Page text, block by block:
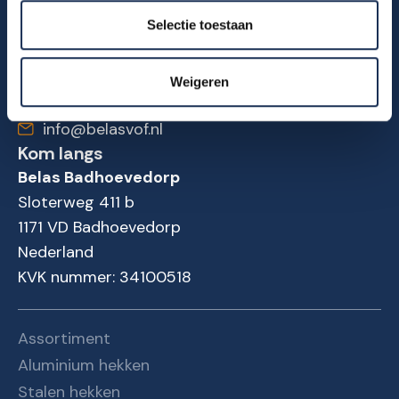
Selectie toestaan
Weigeren
Franse balkonhekken
Spijlenhekken
IJzeren hekwerk
Staalconstructies
Contact
info@belasvof.nl
Kom langs
Belas Badhoevedorp
Sloterweg 411 b
1171 VD Badhoevedorp
Nederland
KVK nummer: 34100518
Assortiment
Aluminium hekken
Stalen hekken